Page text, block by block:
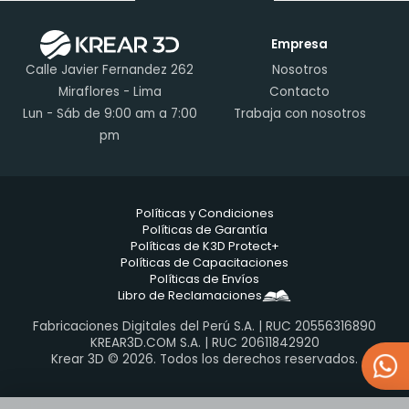
Calle Javier Fernandez 262
Miraflores - Lima
Lun - Sáb de 9:00 am a 7:00
pm
Empresa
Nosotros
Contacto
Trabaja con nosotros
Políticas y Condiciones
Políticas de Garantía
Políticas de K3D Protect+
Políticas de Capacitaciones
Políticas de Envíos
Libro de Reclamaciones
Fabricaciones Digitales del Perú S.A. | RUC 20556316890
KREAR3D.COM S.A. | RUC 20611842920
Krear 3D © 2026. Todos los derechos reservados.